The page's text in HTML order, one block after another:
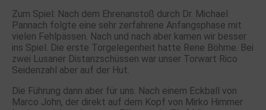
Zum Spiel: Nach dem Ehrenanstoß durch Dr. Michael
Pannach folgte eine sehr zerfahrene Anfangsphase mit
vielen Fehlpässen. Nach und nach aber kamen wir besser
ins Spiel. Die erste Torgelegenheit hatte Rene Böhme. Bei
zwei Lusaner Distanzschüssen war unser Torwart Rico
Seidenzahl aber auf der Hut.
Die Führung dann aber für uns. Nach einem Eckball von
Marco John, der direkt auf dem Kopf von Mirko Himmer